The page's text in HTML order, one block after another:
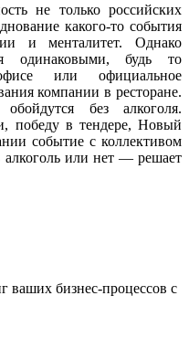
не только российских
какого-то события
и менталитет. Однако
одинаковыми, будь то
или официальное
компании в ресторане.
без алкоголя.
победу в тендере, Новый
событие с коллективом
алкоголь или нет — решает
ваших бизнес-процессов с